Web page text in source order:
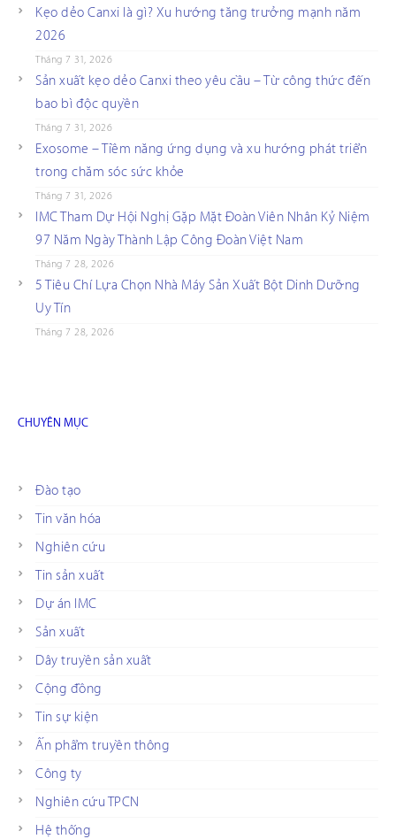
Kẹo dẻo Canxi là gì? Xu hướng tăng trưởng mạnh năm
2026
Tháng 7 31, 2026
Sản xuất kẹo dẻo Canxi theo yêu cầu – Từ công thức đến
bao bì độc quyền
Tháng 7 31, 2026
Exosome – Tiềm năng ứng dụng và xu hướng phát triển
trong chăm sóc sức khỏe
Tháng 7 31, 2026
IMC Tham Dự Hội Nghị Gặp Mặt Đoàn Viên Nhân Kỷ Niệm
97 Năm Ngày Thành Lập Công Đoàn Việt Nam
Tháng 7 28, 2026
5 Tiêu Chí Lựa Chọn Nhà Máy Sản Xuất Bột Dinh Dưỡng
Uy Tín
Tháng 7 28, 2026
CHUYÊN MỤC
Đào tạo
Tin văn hóa
Nghiên cứu
Tin sản xuất
Dự án IMC
Sản xuất
Dây truyền sản xuất
Cộng đồng
Tin sự kiện
Ấn phẩm truyền thông
Công ty
Nghiên cứu TPCN
Hệ thống